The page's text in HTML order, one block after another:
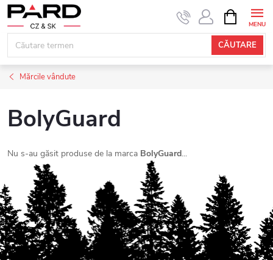
Treci
conținut
CĂUTARE
COŞ
DE
Mărcile vândute
BolyGuard
Nu s-au găsit produse de la marca BolyGuard...